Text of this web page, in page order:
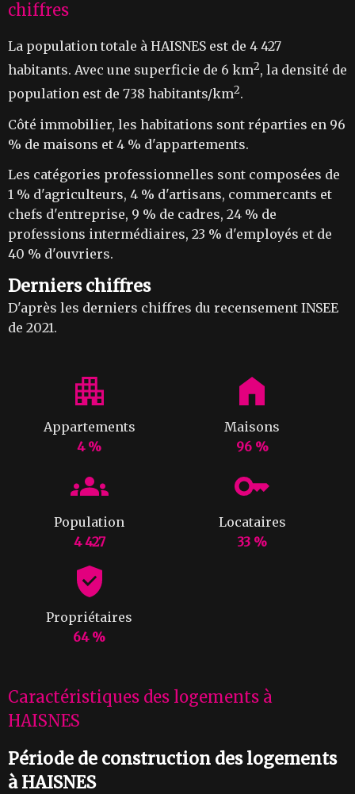
chiffres
La population totale à HAISNES est de 4 427
habitants. Avec une superficie de 6 km2, la densité de
population est de 738 habitants/km2.
Côté immobilier, les habitations sont réparties en 96
% de maisons et 4 % d'appartements.
Les catégories professionnelles sont composées de
1 % d'agriculteurs, 4 % d'artisans, commercants et
chefs d'entreprise, 9 % de cadres, 24 % de
professions intermédiaires, 23 % d'employés et de
40 % d'ouvriers.
Derniers chiffres
D'après les derniers chiffres du recensement INSEE
de 2021.
Appartements
4 %
Maisons
96 %
Population
4 427
Locataires
33 %
Propriétaires
64 %
Caractéristiques des logements à
HAISNES
Période de construction des logements
à HAISNES